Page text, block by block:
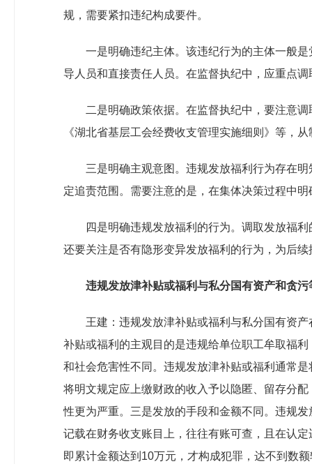
规，需要紧扣违纪构成要件。
一是明确违纪主体。该违纪行为的主体一般
导人员和直接责任人员。在监督执纪中，应重点
二是明确政策依据。在监督执纪中，要注意
《湖北省基层工会经费收支管理实施细则》等，
三是明确主观意图。违规发放福利行为存在
定追责范围。需要注意的是，在集体决策过程中
四是明确违规发放福利的行为。调取发放福
还要关注是否有隐形变异发放福利的行为，为后
违规发放津补贴或福利与私分国有资产和贪
王建：违规发放津补贴或福利与私分国有资
补贴或福利的主观目的是违规给单位职工牟取福
和社会危害性不同。违规发放津补贴或福利通常
将明文规定应上缴财政的收入予以隐匿、留存分
性更为严重。三是发放的手段和金额不同。违规
记载在财务收支账目上，往往有账可查，且在认
即累计金额达到10万元，才构成犯罪，达不到数